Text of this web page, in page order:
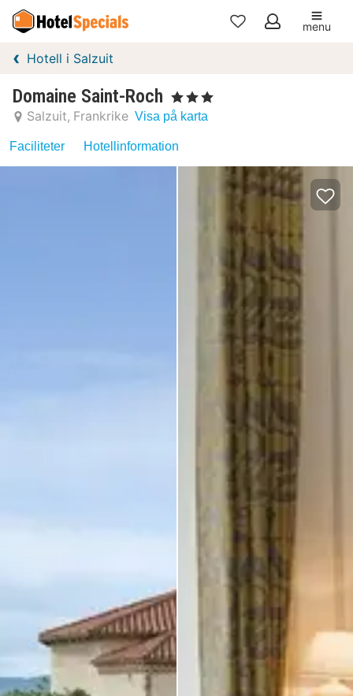
Mina
menu
Hotell i Salzuit
Domaine Saint-Roch , 3 Stjärnor
Salzuit Frankrike Visa på karta
Faciliteter Hotellinformation